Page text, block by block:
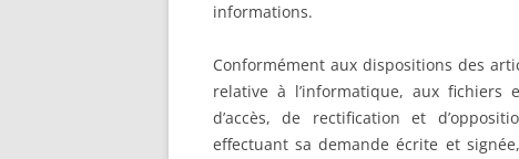
informations.
Conformément aux dispositions des
relative à l’informatique, aux
d’accès, de rectification et
effectuant sa demande écrite et